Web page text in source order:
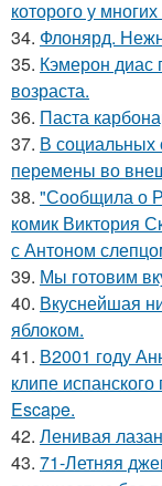
которого у
34. Флонярд.
35. Кэмерон диас
возраста.
36. Паста
37. В социальных
перемены во
38. "Сообщила о
комик Виктория
с Антоном
39. Мы готовим
40. Вкуснейшая
яблоком.
41. В2001 году
клипе
Escape.
42. Ленивая
43. 71-Летняя